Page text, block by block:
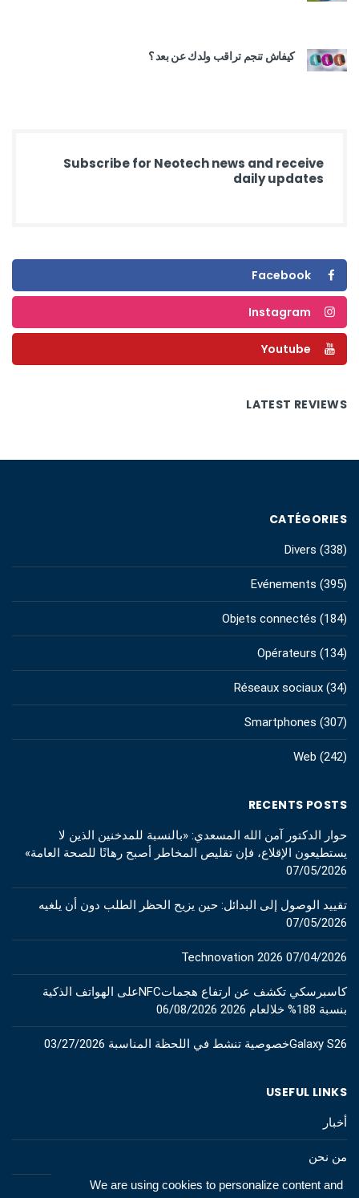
We are using cookies to personalize content and
كيفاش تنجم تراقب ولدك عن بعد ؟
Subscribe for Neotech news and receive
daily updates
Facebook
Instagram
Youtube
LATEST REVIEWS
CATÉGORIES
Divers (338)
Evénements (395)
Objets connectés (184)
Opérateurs (134)
Réseaux sociaux (34)
Smartphones (307)
Web (242)
RECENTS POSTS
حوار الدكتور آمن الله المسعدي: «بالنسبة للمدخنين الذين لا
يستطيعون الإقلاع، فإن تقليص المخاطر أصبح رهانًا للصحة العامة»
07/05/2026
تقييد الوصول إلى البدائل: حين يزيح الحظر الطلب دون أن يلغيه
07/05/2026
Technovation 2026 07/04/2026
كاسبرسكي تكشف عن ارتفاع هجماتNFCعلى الهواتف الذكية
بنسبة 188% خلالعام 2026
06/08/2026
Galaxy S26خصوصية تنشط في اللحظة المناسبة 03/27/2026
USEFUL LINKS
أخبار
من نحن
اتصل بنا